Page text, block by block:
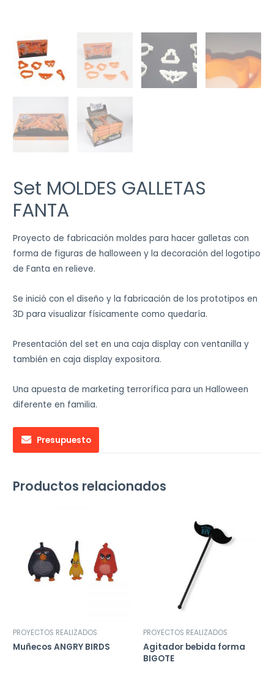
Set MOLDES GALLETAS
FANTA
Proyecto de fabricación moldes para hacer galletas con
forma de figuras de halloween y la decoración del logotipo
de Fanta en relieve.
Se inició con el diseño y la fabricación de los prototipos en
3D para visualizar físicamente como quedaría.
Presentación del set en una caja display con ventanilla y
también en caja display expositora.
Una apuesta de marketing terrorífica para un Halloween
diferente en familia.
Presupuesto
Productos relacionados
PROYECTOS REALIZADOS
Muñecos ANGRY BIRDS
PROYECTOS REALIZADOS
Agitador bebida forma
BIGOTE